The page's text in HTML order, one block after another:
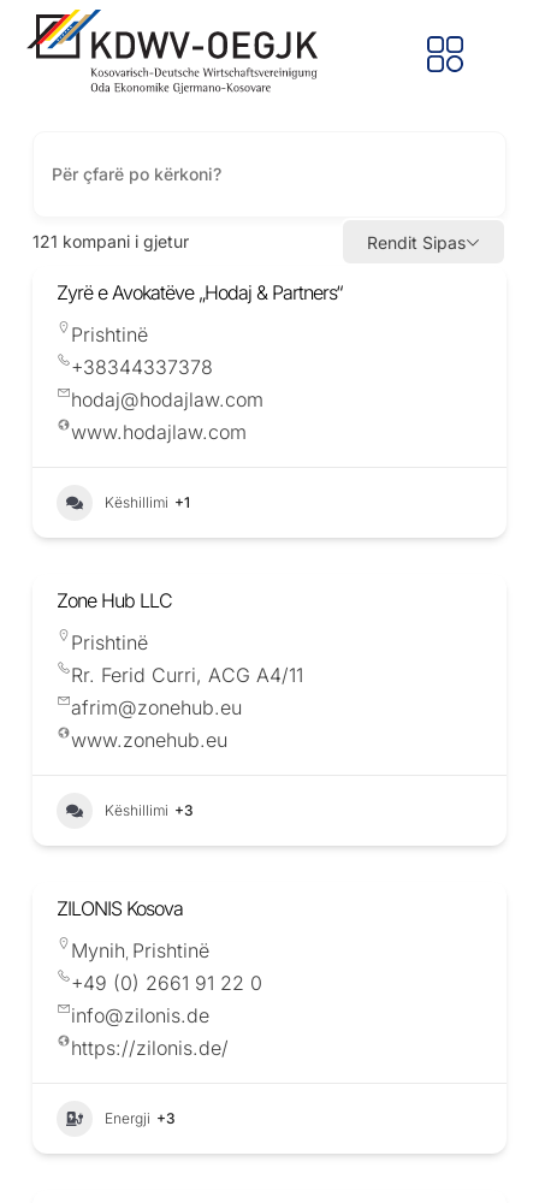
121 kompani i gjetur Rendit Sipas
Zyrë e Avokatëve „Hodaj & Partners“
Prishtinë
+38344337378
hodaj@hodajlaw.com
www.hodajlaw.com
Këshillimi +1
Zone Hub LLC
Prishtinë
Rr. Ferid Curri, ACG A4/11
afrim@zonehub.eu
www.zonehub.eu
Këshillimi +3
ZILONIS Kosova
Mynih, Prishtinë
+49 (0) 2661 91 22 0
info@zilonis.de
https://zilonis.de/
Energji +3